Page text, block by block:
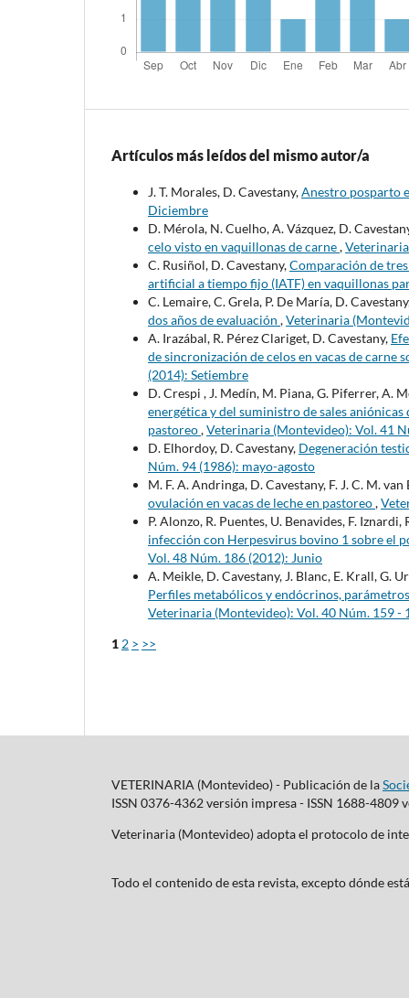
Artículos más leídos del mismo autor/a
J. T. Morales, D. Cavestany,Anestro posparto
Diciembre
D. Mérola, N. Cuelho, A. Vázquez, D.
celo visto en vaquillonas de carne,
C. Rusiñol, D. Cavestany,Comparación de
artificial a tiempo fijo (IATF) en vaquillonas
C. Lemaire, C. Grela, P. De María, D.
dos años de evaluación ,Veterinaria
A. Irazábal, R. Pérez Clariget, D. Cavestany,
de sincronización de celos en vacas de carne
(2014): Setiembre
D. Crespi , J. Medín, M. Piana, G. Piferrer, A.
energética y del suministro de sales
pastoreo,Veterinaria (Montevideo): Vol. 41
D. Elhordoy, D. Cavestany, Degeneración
Núm. 94 (1986): mayo-agosto
M. F. A. Andringa, D. Cavestany, F. J. C. M.
ovulación en vacas de leche en pastoreo,
P. Alonzo, R. Puentes, U. Benavides, F.
infección con Herpesvirus bovino 1 sobre el
Vol. 48 Núm. 186 (2012): Junio
A. Meikle, D. Cavestany, J. Blanc, E. Krall, G.
Perfiles metabólicos y endócrinos,
Veterinaria (Montevideo): Vol. 40 Núm. 159 -
1 2 > >>
VETERINARIA (Montevideo) - Publicación de la
ISSN 0376-4362 versión impresa - ISSN 1688-4809
Veterinaria (Montevideo) adopta el protocolo de
Todo el contenido de esta revista, excepto dónde